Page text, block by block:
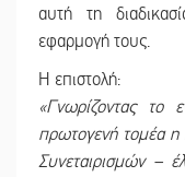
αυτή τη
εφαρμογή τους.
Η επιστολή:
«Γνωρίζοντας το
πρωτογενή τομέα
Συνεταιρισμών –